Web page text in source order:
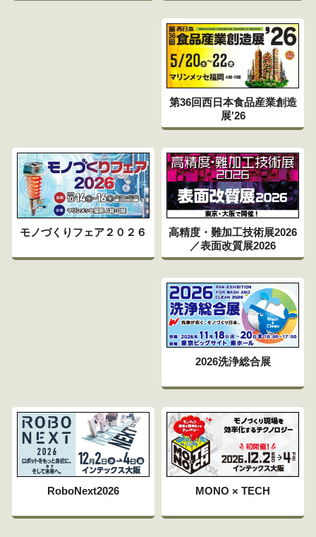
第36回西日本食品産業創造
展'26
モノづくりフェア２０２６
高精度・難加工技術展2026
／表面改質展2026
2026洗浄総合展
RoboNext2026 MONO × TECH